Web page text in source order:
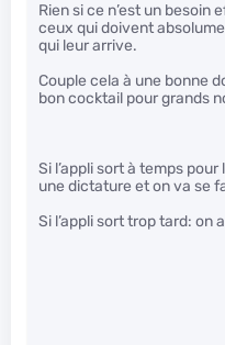
Rien si ce n’est un besoin
ceux qui doivent
qui leur arrive.
Couple cela à une bonne
bon cocktail pour grands
Si l’appli sort à temps
une dictature et on va se
Si l’appli sort trop tard: on